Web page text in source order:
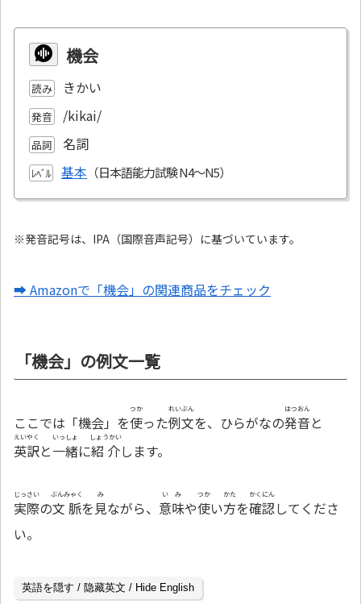
機会
読み きかい
発音 /kikai/
品詞 名詞
ﾚﾍﾞﾙ 基本
※発音記号は、IPA（国際音声記号）に基づいています。
➡ Amazonで「機会」の関連商品をチェック
「機会」の例文一覧
ここでは「機会」を使
つか
った例文
れいぶん
を、ひらがなの発音
はつおん
と
英訳
えいやく
と一緒
いっしょ
に紹介
しょうかい
します。
実際
じっさい
の文脈
ぶんみゃく
を見
み
ながら、 意味
いみ
や使
つか
い方
かた
を確認
かくにん
してくださ
い。
英語を隠す / 隐藏英文 / Hide English